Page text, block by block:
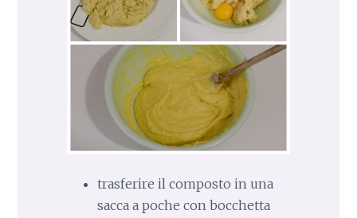
trasferire il composto in una
sacca a poche con bocchetta